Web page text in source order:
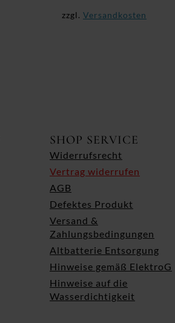
zzgl. Versandkosten
SHOP SERVICE
Widerrufsrecht
Vertrag widerrufen
AGB
Defektes Produkt
Versand &
Zahlungsbedingungen
Altbatterie Entsorgung
Hinweise gemäß ElektroG
Hinweise auf die
Wasserdichtigkeit